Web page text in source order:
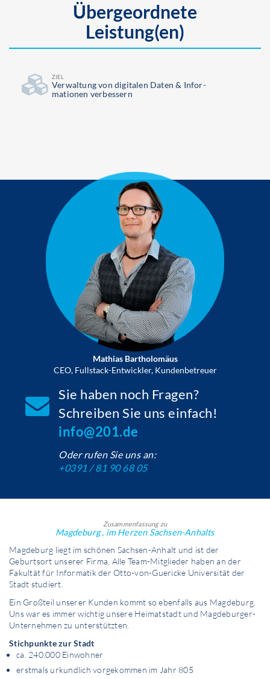
Übergeordnete
Leistung(en)
ZIEL
Ver­waltung von digitalen Daten & Infor­
mationen verbessern
Mathias Bartholomäus
CEO, Fullstack-Entwickler, Kundenbetreuer
Sie haben noch Fragen?
Schreiben Sie uns einfach!
info@201.de
Oder rufen Sie uns an:
+0391 / 81 90 68 05
Zusammenfassung zu
Magdeburg , im Herzen Sachsen-Anhalts
Magdeburg liegt im schönen Sachsen-Anhalt und ist der
Geburtsort unserer Firma. Alle Team-Mitglieder haben an der
Fakultät für Informatik der Otto-von-Guericke Universität der
Stadt studiert.
Ein Großteil unserer Kunden kommt so ebenfalls aus Magdeburg.
Uns war es immer wichtig unsere Heimatstadt und Magdeburger-
Unternehmen zu unterstützten.
Stichpunkte zur Stadt
ca. 240.000 Einwohner
erstmals urkundlich vorgekommen im Jahr 805